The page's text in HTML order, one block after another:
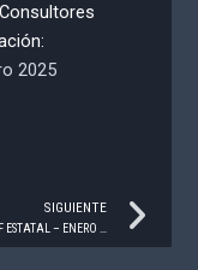
2025
SIGUIENTE